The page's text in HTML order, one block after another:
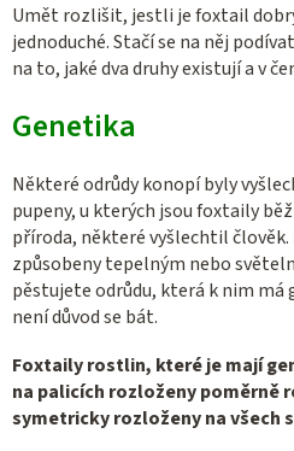
Umět rozlišit, jestli je foxtail
jednoduché. Stačí se na něj
na to, jaké dva druhy existují a v
Genetika
Některé odrůdy konopí byly
pupeny, u kterých jsou foxtaily
příroda, některé vyšlechtil
způsobeny tepelným nebo
pěstujete odrůdu, která k nim má
není důvod se bát.
Foxtaily rostlin, které je mají
na palicích rozloženy poměrně
symetricky rozloženy na všech